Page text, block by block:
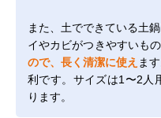
また、土でできている土
イやカビがつきやすいも
ので、長く清潔に使え ま
利です。サイズは1〜2人
ります。